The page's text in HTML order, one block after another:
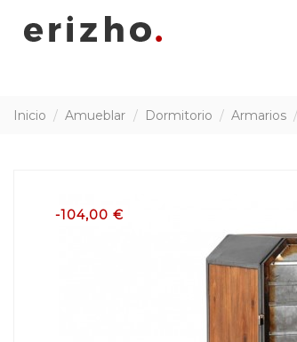
Inicio Amueblar Dormitorio Armarios
-104,00 €